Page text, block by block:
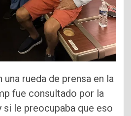
rueda de prensa en la
fue consultado por la
si le preocupaba que eso